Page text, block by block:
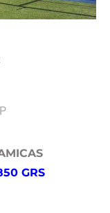
GRS